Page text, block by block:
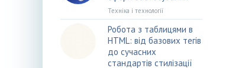
Техніка і технології
Робота з таблицями в
HTML: від базових тегів
до сучасних
стандартів стилізації